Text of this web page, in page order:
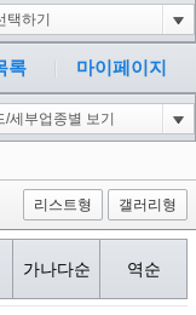
아이콘
아이콘
1
아이콘
1
록 마이페이지
리스트형 갤러리형
가나다순 역순